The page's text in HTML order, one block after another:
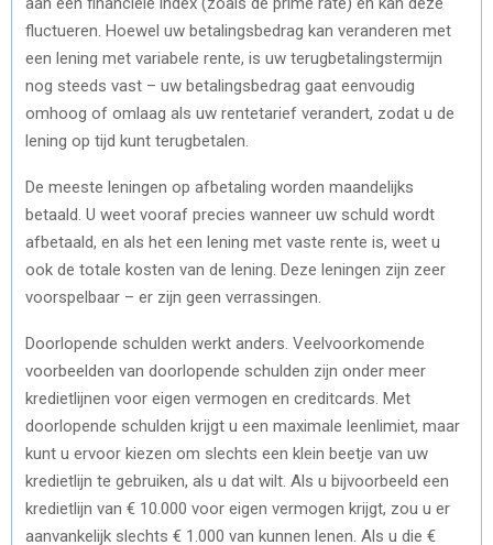
fluctueren. Hoewel uw betalingsbedrag kan veranderen met
een lening met variabele rente, is uw terugbetalingstermijn
nog steeds vast – uw betalingsbedrag gaat eenvoudig
omhoog of omlaag als uw rentetarief verandert, zodat u de
lening op tijd kunt terugbetalen.
De meeste leningen op afbetaling worden maandelijks
betaald. U weet vooraf precies wanneer uw schuld wordt
afbetaald, en als het een lening met vaste rente is, weet u
ook de totale kosten van de lening. Deze leningen zijn zeer
voorspelbaar – er zijn geen verrassingen.
Doorlopende schulden werkt anders. Veelvoorkomende
voorbeelden van doorlopende schulden zijn onder meer
kredietlijnen voor eigen vermogen en creditcards. Met
doorlopende schulden krijgt u een maximale leenlimiet, maar
kunt u ervoor kiezen om slechts een klein beetje van uw
kredietlijn te gebruiken, als u dat wilt. Als u bijvoorbeeld een
kredietlijn van € 10.000 voor eigen vermogen krijgt, zou u er
aanvankelijk slechts € 1.000 van kunnen lenen. Als u die €